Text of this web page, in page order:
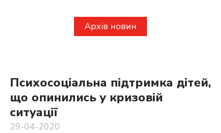
Архів новин
Психосоціальна підтримка дітей,
що опинились у кризовій
ситуації
29-04-2020